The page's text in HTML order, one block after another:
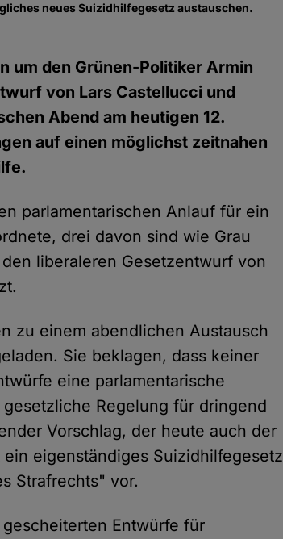
neues Suizidhilfegesetz austauschen.
um den Grünen-Politiker Armin
von Lars Castellucci und
Abend am heutigen 12.
auf einen möglichst zeitnahen
parlamentarischen Anlauf für ein
drei davon sind wie Grau
liberaleren Gesetzentwurf von
zu einem abendlichen Austausch
Sie beklagen, dass keiner
eine parlamentarische
Regelung für dringend
Vorschlag, der heute auch der
eigenständiges Suizidhilfegesetz
Strafrechts" vor.
Entwürfe für